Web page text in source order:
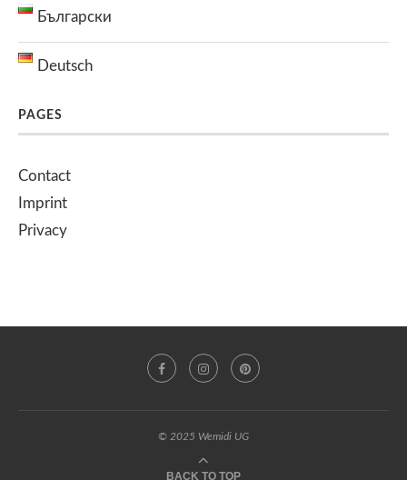
Български
Deutsch
PAGES
Contact
Imprint
Privacy
© 2025 Wemidi UG
BACK TO TOP